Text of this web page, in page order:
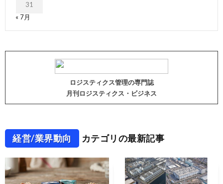
31
« 7月
ロジスティクス管理の専門誌
月刊ロジスティクス・ビジネス
経営/業界動向 カテゴリの最新記事